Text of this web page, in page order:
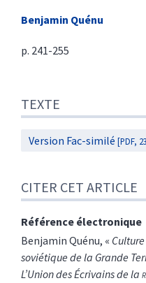
Benjamin Quénu
p. 241-255
Citer cet article
Auteur
TEXTE
Version Fac-similé [PDF,
CITER CET ARTICLE
Référence électronique
Benjamin Quénu, «
soviétique de la Grande
L’Union des Écrivains de la